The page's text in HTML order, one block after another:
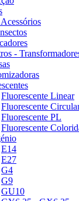
-
Fluorescente Linear
Fluorescente
Fluorescente PL
Fluorescente
E14
E27
G4
G9
GU10